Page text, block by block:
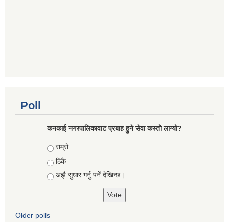
Poll
कनकाई नगरपालिकावाट प्रबाह हुने सेवा कस्तो लाग्यो?
Choices
राम्रो
ठिकै
अझै सुधार गर्नु पर्ने देखिन्छ।
Older polls